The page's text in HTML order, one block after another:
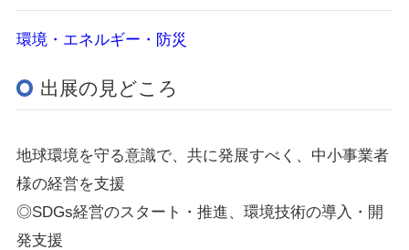
環境・エネルギー・防災
出展の見どころ
地球環境を守る意識で、共に発展すべく、中小事業者
様の経営を支援
◎SDGs経営のスタート・推進、環境技術の導入・開
発支援